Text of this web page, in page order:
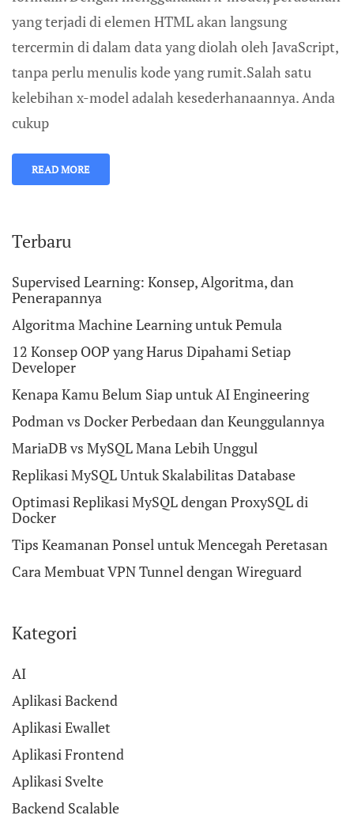
yang terjadi di elemen HTML akan langsung
tercermin di dalam data yang diolah oleh JavaScript,
tanpa perlu menulis kode yang rumit.Salah satu
kelebihan x-model adalah kesederhanaannya. Anda
cukup
READ MORE
Terbaru
Supervised Learning: Konsep, Algoritma, dan
Penerapannya
Algoritma Machine Learning untuk Pemula
12 Konsep OOP yang Harus Dipahami Setiap
Developer
Kenapa Kamu Belum Siap untuk AI Engineering
Podman vs Docker Perbedaan dan Keunggulannya
MariaDB vs MySQL Mana Lebih Unggul
Replikasi MySQL Untuk Skalabilitas Database
Optimasi Replikasi MySQL dengan ProxySQL di
Docker
Tips Keamanan Ponsel untuk Mencegah Peretasan
Cara Membuat VPN Tunnel dengan Wireguard
Kategori
AI
Aplikasi Backend
Aplikasi Ewallet
Aplikasi Frontend
Aplikasi Svelte
Backend Scalable